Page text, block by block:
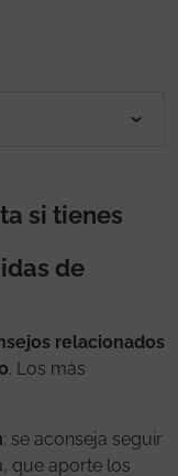
si tienes
de
relacionados
. Los más
: se aconseja seguir
que aporte los